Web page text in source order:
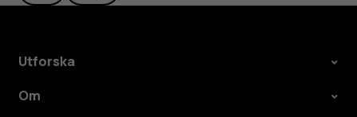
Utforska
Om